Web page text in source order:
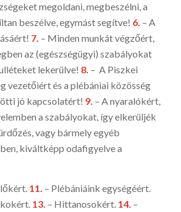
megol­dani, megbeszélni, a
beszélve, egymást segítve! 6. – A
7. – Minden munkát végzőért,
az (egészségügyi) szabályokat
lekerülve! 8. – A Piszkei
vezetői­ért és a plébániai közösség
jó kap­csolatért! 9. – A nyaralókért,
a szabályo­kat, így elkerüljék
vagy bármely egyéb
kiváltképp odafigyelve a
11. – Plébániáink egységéért.
13. – Hittanosokért. 14. –